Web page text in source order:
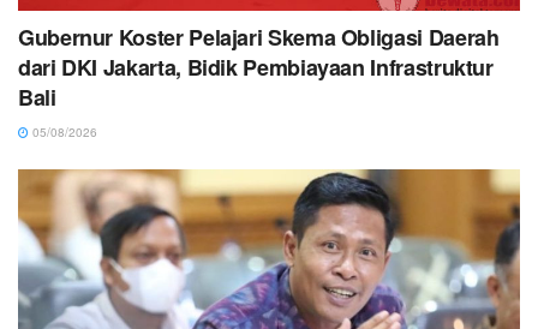
Gubernur Koster Pelajari Skema Obligasi Daerah
dari DKI Jakarta, Bidik Pembiayaan Infrastruktur
Bali
05/08/2026